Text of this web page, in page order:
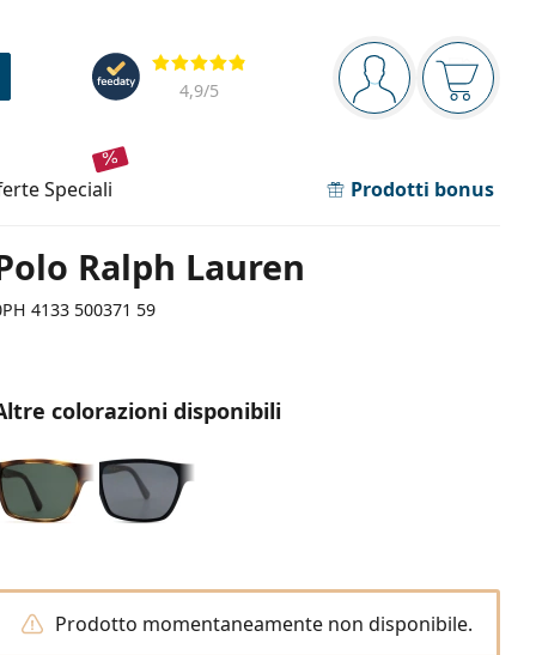
Barra di navigazione
sei connesso
Il
Valutazione
4,9/5
speciali Prodotti bonus
Ralph Lauren
4133 500371 59
colorazioni disponibili
Prodotto momentaneamente non disponibile.